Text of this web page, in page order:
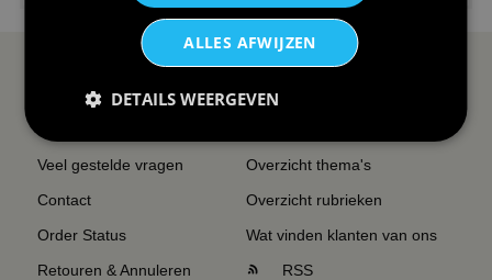
Veel gestelde vragen
Contact
Order Status
Retouren & Annuleren
Overzicht thema's
Overzicht rubrieken
Wat vinden klanten van ons
RSS
ALLES AFWIJZEN
DETAILS WEERGEVEN